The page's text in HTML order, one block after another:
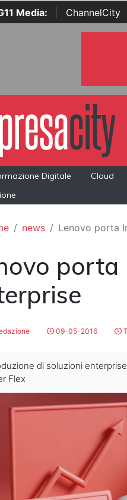
Media: ChannelCity
Digitale Cloud
news Lenovo porta
porta
09-05-2016
di soluzioni
Flex